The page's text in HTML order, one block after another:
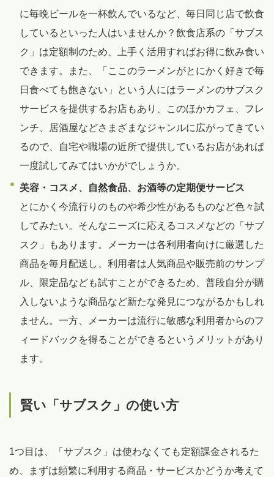
に毎晩ビールを一杯飲んでいるなど、毎日同じ店で飲食
しているといった人はいませんか？飲食店系の「サブス
ク」は定額制のため、上手く活用すればお得に飲み食い
できます。また、「ここのラーメンがとにかく好きで毎
日食べても飽きない」という人にはラーメンのサブスク
サービスを提供するお店もあり、このほかカフェ、フレ
ンチ、居酒屋などさまざまなジャンルに広がってきてい
るので、自宅や職場の近所で提供しているお店があれば
一度試してみてはいかがでしょうか。
美容・コスメ、自然食品、お酒等の定期便サービス
とにかく今流行りのものや希少性があるものなど色々試
してみたい。そんなニーズに応えるコスメなどの「サブ
スク」もあります。メーカーは各利用者向けに厳選した
商品を毎月配送し、利用者は人気商品や販売前のサンプ
ル、限定品なども試すことができるため、普段自分が購
入しないような商品など新たな発見につながるかもしれ
ません。一方、メーカーは流行に敏感な利用者からのフ
ィードバックを得ることができるというメリットがあり
ます。
賢い「サブスク」の使い方
1つ目は、「サブスク」は使わなくても定額課金されるた
め、まずは頻繁に利用する商品・サービスかどうか考えて